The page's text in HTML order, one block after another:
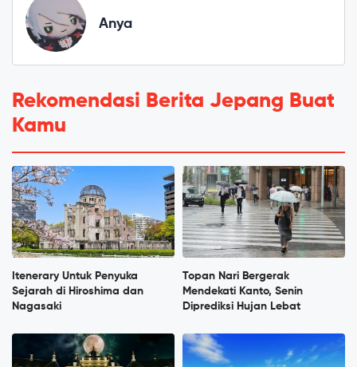
Anya
Rekomendasi Berita Jepang Buat
Kamu
Itenerary Untuk Penyuka
Sejarah di Hiroshima dan
Nagasaki
Topan Nari Bergerak
Mendekati Kanto, Senin
Diprediksi Hujan Lebat